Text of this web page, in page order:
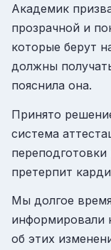
Академик
прозрачной и
которые берут
должны
пояснила она.
Принято
система
переподготовки
претерпит
Мы долгое
информировали
об этих